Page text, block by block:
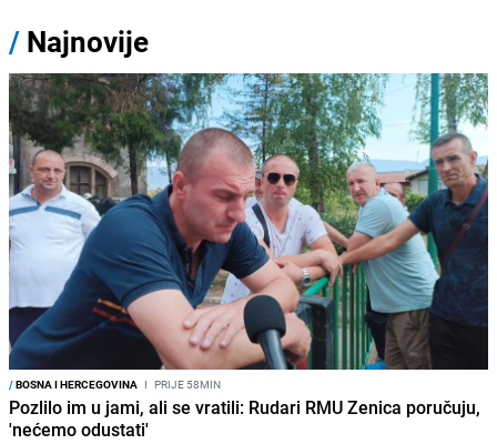
/ Najnovije
/BOSNA I HERCEGOVINA I PRIJE 58MIN
Pozlilo im u jami, ali se vratili: Rudari RMU Zenica poručuju,
'nećemo odustati'